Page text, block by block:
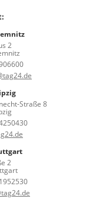
2
Straße 8
2